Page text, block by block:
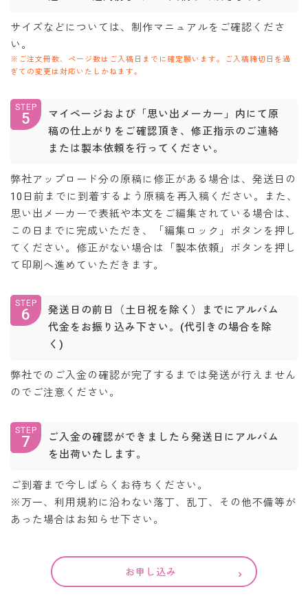
サイズなどについては、制作マニュアルをご確認くださ
い。
※ご注文冊数、ページ数はご入稿日までに確定願います。ご入稿締切日を過
ぎての変更は対応いたしかねます。
STEP
5
マイページおよび「思い出メーカー」内にて原
稿の仕上がりをご確認頂き、修正指示のご連絡
または製本依頼を行ってください。
弊社アップロード分の原稿に修正がある場合は、発送日の
10日前までに到着するよう原稿を再入稿ください。また、
思い出メーカーで表紙や本文をご編集されている場合は、
この日までに完成いただき、「編集ロック」ボタンを押し
てください。修正がない場合は「製本依頼」ボタンを押し
て印刷へ進めていただきます。
STEP
6
発送日の前日（土日祝を除く）までにアルバム
代金をお振り込み下さい。(代引きの場合を除
く)
弊社でのご入金の確認が完了するまでは発送が行えません
のでご注意ください。
STEP
7
ご入金の確認ができましたら発送日にアルバム
を出荷いたします。
ご到着まで今しばらくお待ちください。
※万一、利用規約に沿わない落丁、乱丁、その他不備等が
あった場合はお知らせ下さい。
お申し込み